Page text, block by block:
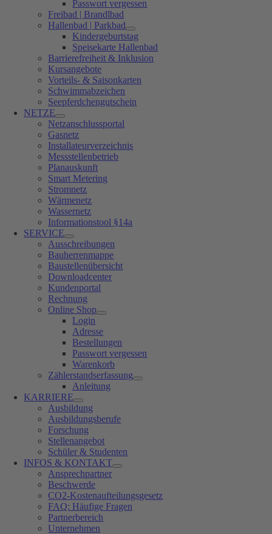
Passwort vergessen
Freibad | Brandlbad
Hallenbad | Parkbad
Kindergeburtstag
Speisekarte Hallenbad
Barrierefreiheit & Inklusion
Kursangebote
Vorteils- & Saisonkarten
Schwimmabzeichen
Seepferdchengutschein
NETZE
Netzanschlussportal
Gasnetz
Installateurverzeichnis
Messstellenbetrieb
Planauskunft
Smart Metering
Stromnetz
Wärmenetz
Wassernetz
Informationstool §14a
SERVICE
Ausschreibungen
Bauherrenmappe
Baustellenübersicht
Downloadcenter
Kundenportal
Rechnung
Online Shop
Login
Adresse
Bestellungen
Passwort vergessen
Warenkorb
Zählerstandserfassung
Anleitung
KARRIERE
Ausbildung
Ausbildungsberufe
Forschung
Stellenangebot
Schüler & Studenten
INFOS & KONTAKT
Ansprechpartner
Beschwerde
CO2-Kostenaufteilungsgesetz
FAQ: Häufige Fragen
Partnerbereich
Unternehmen